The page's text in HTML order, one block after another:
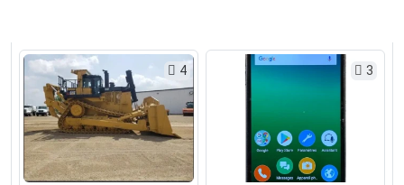
4 3